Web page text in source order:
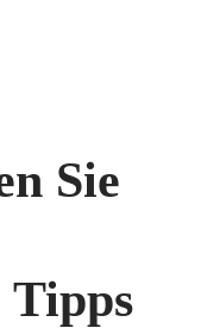
Sie
Tipps